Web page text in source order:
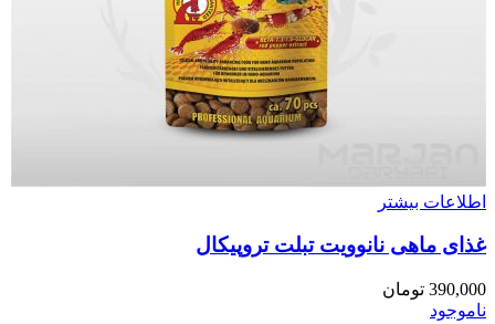
اطلاعات بیشتر
غذای ماهی نانوویت تبلت تروپیکال
390,000 تومان
ناموجود